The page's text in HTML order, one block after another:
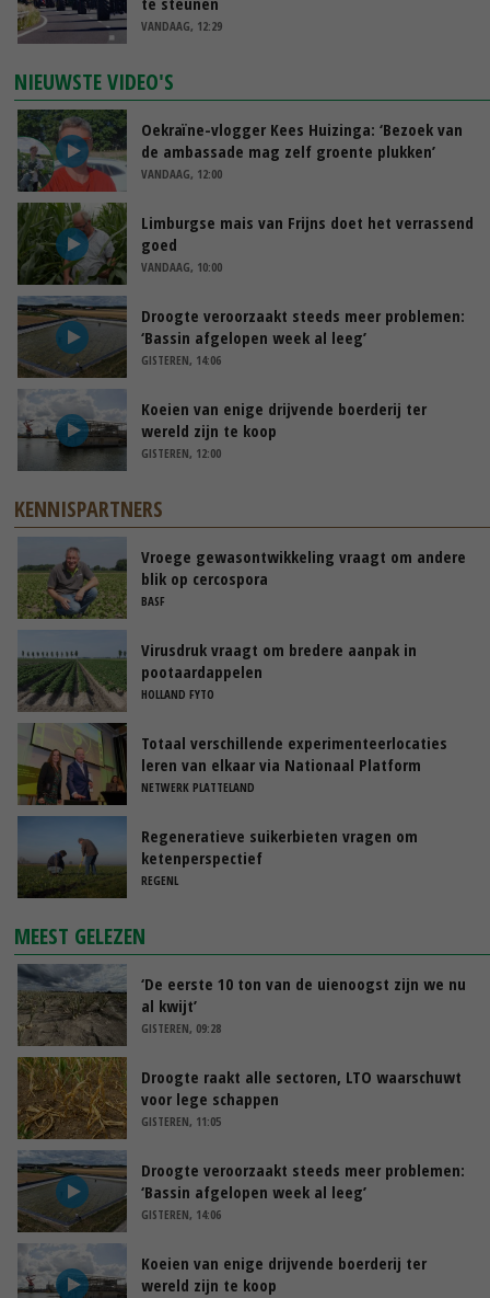
VANDAAG, 12:29
NIEUWSTE VIDEO'S
Oekraïne-vlogger Kees Huizinga: ‘Bezoek van
de ambassade mag zelf groente plukken’
VANDAAG, 12:00
Limburgse mais van Frijns doet het verrassend
goed
VANDAAG, 10:00
Droogte veroorzaakt steeds meer problemen:
‘Bassin afgelopen week al leeg’
GISTEREN, 14:06
Koeien van enige drijvende boerderij ter
wereld zijn te koop
GISTEREN, 12:00
KENNISPARTNERS
Vroege gewasontwikkeling vraagt om andere
blik op cercospora
BASF
Virusdruk vraagt om bredere aanpak in
pootaardappelen
HOLLAND FYTO
Totaal verschillende experimenteerlocaties
leren van elkaar via Nationaal Platform
NETWERK PLATTELAND
Regeneratieve suikerbieten vragen om
ketenperspectief
REGENL
MEEST GELEZEN
‘De eerste 10 ton van de uienoogst zijn we nu
al kwijt’
GISTEREN, 09:28
Droogte raakt alle sectoren, LTO waarschuwt
voor lege schappen
GISTEREN, 11:05
Droogte veroorzaakt steeds meer problemen:
‘Bassin afgelopen week al leeg’
GISTEREN, 14:06
Koeien van enige drijvende boerderij ter
wereld zijn te koop